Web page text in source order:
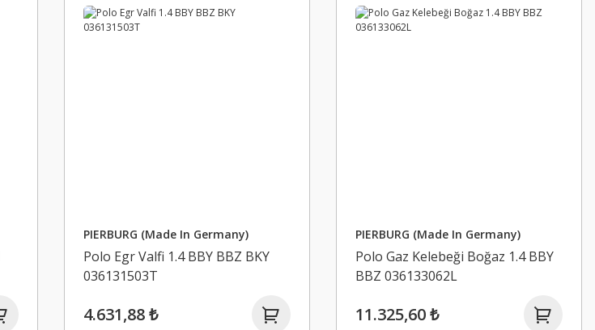
PIERBURG (Made In Germany)
Polo Egr Valfi 1.4 BBY BBZ BKY
036131503T
4.631,88 ₺
PIERBURG (Made In Germany)
Polo Gaz Kelebeği Boğaz 1.4 BBY
BBZ 036133062L
11.325,60 ₺